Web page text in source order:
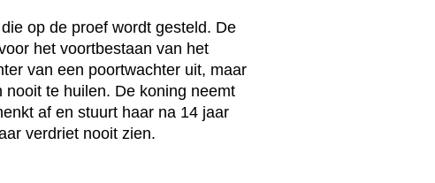
op de proef wordt gesteld. De
het voortbestaan van het
van een poortwachter uit, maar
te huilen. De koning neemt
af en stuurt haar na 14 jaar
verdriet nooit zien.